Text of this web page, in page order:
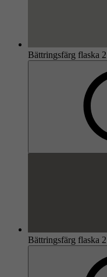
Bättringsfärg flaska
Bättringsfärg flaska